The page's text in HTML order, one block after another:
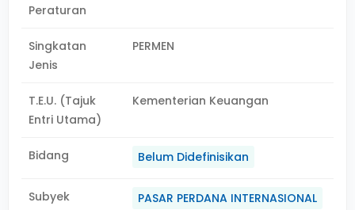
Peraturan
Singkatan
Jenis
PERMEN
T.E.U. (Tajuk
Entri Utama)
Kementerian Keuangan
Bidang Belum Didefinisikan
Subyek
PASAR PERDANA INTERNASIONAL